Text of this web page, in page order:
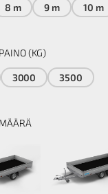
8 m 9 m 10 m
(KG)
3000 3500